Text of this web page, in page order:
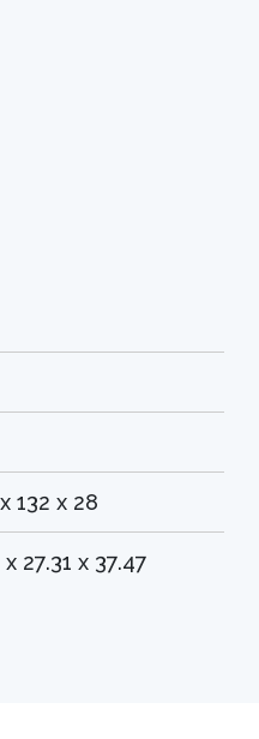
132 x 28
x 27.31 x 37.47